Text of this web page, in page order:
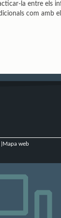
la entre els
com amb
Mapa web